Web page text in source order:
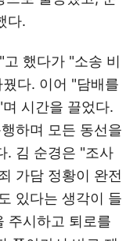
다.
했다가 "소송 비
다. 이어 "담배를
시간을 끌었다.
하며 모든 동선을
. 김 순경은 "조사
가담 정황이 완전
있다는 생각이 들
주시하고 퇴로를